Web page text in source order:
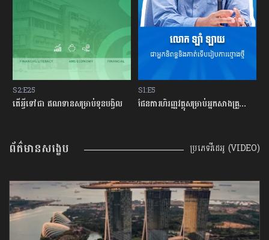
S2:E25
តើអ្វីទៅជា​ ឥណទានសម្រាប់ទុនបង្វិល
S1:E5
ផែនការហិរញ្ញវត្ថុសម្រាប់អ្នកសាងគ្រួសារថ្មីថ្មោង
ព័ត៌មានសង្ខេប ប្រភេទវីដេអូ (VIDEO)